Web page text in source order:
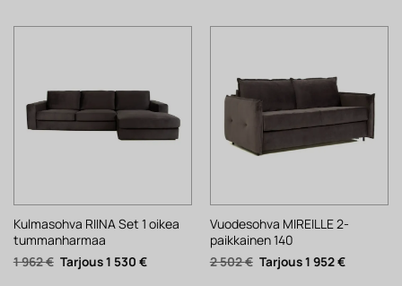
Kulmasohva RIINA Set 1 oikea
tummanharmaa
1 962€ Alkuperäinen
hinta
1 530 €Nykyinen
Vuodesohva MIREILLE 2-
paikkainen 140
2 502€ Alkuperäinen
hinta
1 952€Nykyinen